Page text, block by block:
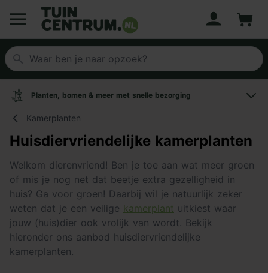
Logo Tuincentrum.nl
Planten, bomen & meer met snelle bezorging
Kamerplanten
Huisdiervriendelijke kamerplanten
Welkom dierenvriend! Ben je toe aan wat meer groen
of mis je nog net dat beetje extra gezelligheid in
huis? Ga voor groen! Daarbij wil je natuurlijk zeker
weten dat je een veilige kamerplant uitkiest waar
jouw (huis)dier ook vrolijk van wordt. Bekijk
hieronder ons aanbod huisdiervriendelijke
kamerplanten.